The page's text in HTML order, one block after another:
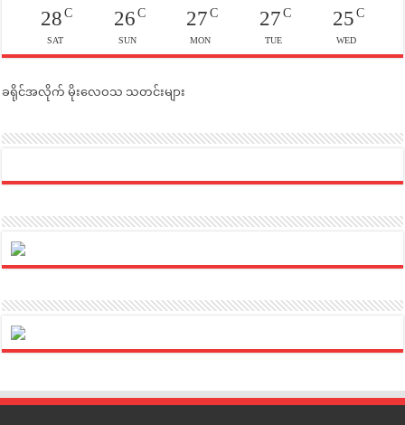
28C
SAT
26C
SUN
27 C
MON
27C
TUE
25C
WED
ခရိုင်အလိုက် မိုးလေဝသ သတင်းများ